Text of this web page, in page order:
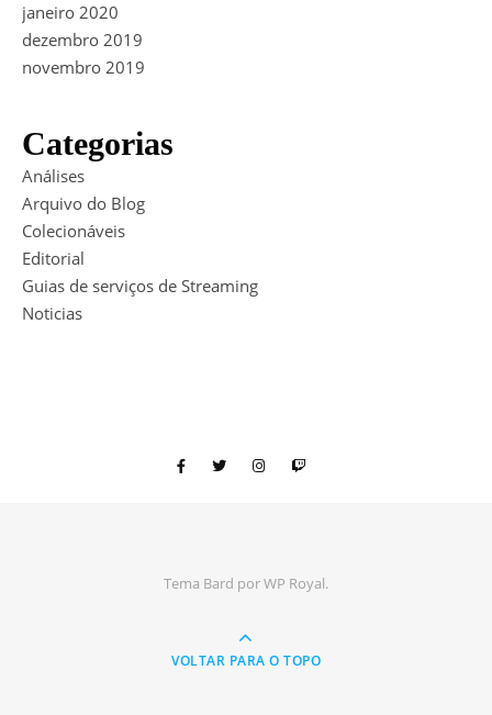
janeiro 2020
dezembro 2019
novembro 2019
Categorias
Análises
Arquivo do Blog
Colecionáveis
Editorial
Guias de serviços de Streaming
Noticias
Tema Bard porWP Royal.
VOLTAR PARA O TOPO